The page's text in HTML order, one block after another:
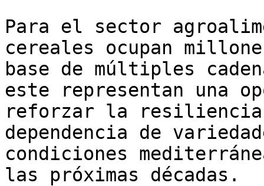
Para el sector
cereales ocupan
base de múltiples
este representan una
reforzar la
dependencia de
condiciones
las próximas décadas.